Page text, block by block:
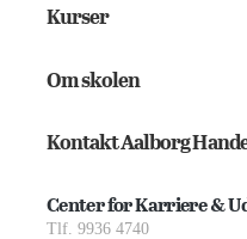
Kurser
Om skolen
Kontakt Aalborg
Center for Karriere &
Tlf. 9936 4740